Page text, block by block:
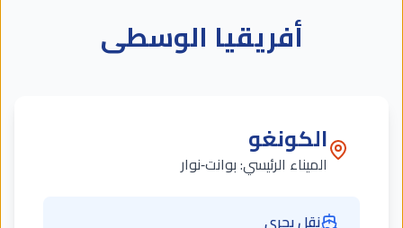
أفريقيا الوسطى
الكونغو
الميناء الرئيسي:بوانت‑نوار
نقل بحري